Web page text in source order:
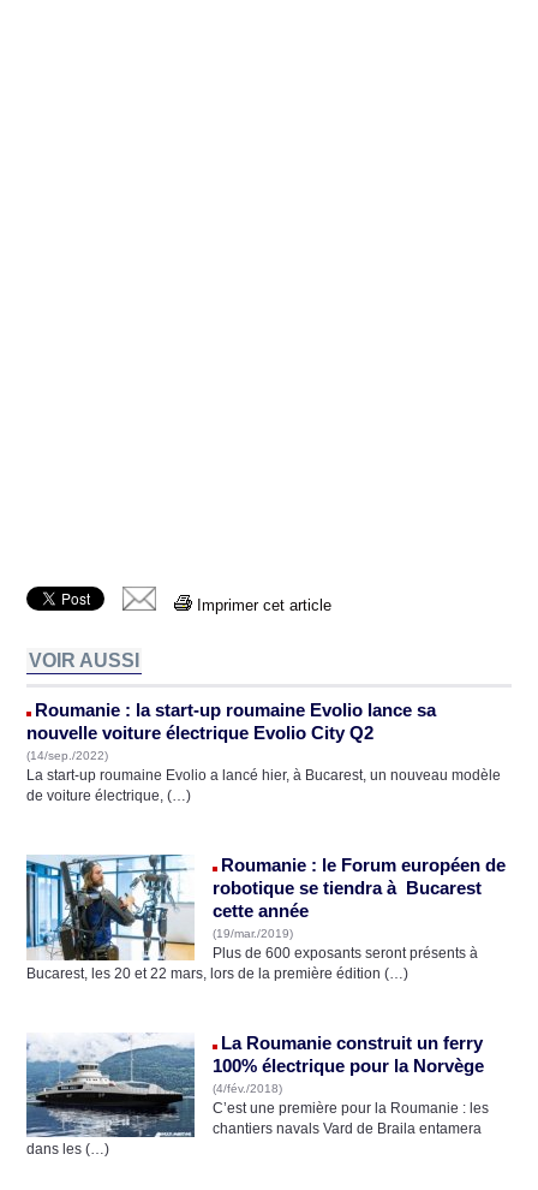
Imprimer cet article
VOIR AUSSI
Roumanie : la start-up roumaine Evolio lance sa
nouvelle voiture électrique Evolio City Q2
(14/sep./2022)
La start-up roumaine Evolio a lancé hier, à Bucarest, un nouveau modèle
de voiture électrique, (…)
Roumanie : le Forum européen de
robotique se tiendra à Bucarest
cette année
(19/mar./2019)
Plus de 600 exposants seront présents à
Bucarest, les 20 et 22 mars, lors de la première édition (…)
La Roumanie construit un ferry
100% électrique pour la Norvège
(4/fév./2018)
C’est une première pour la Roumanie : les
chantiers navals Vard de Braila entamera
dans les (…)